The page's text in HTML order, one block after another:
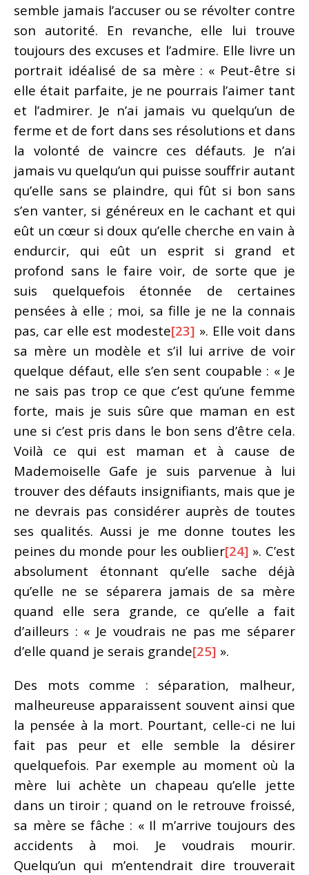
semble jamais l’accuser ou se révolter contre
son autorité. En revanche, elle lui trouve
toujours des excuses et l’admire. Elle livre un
portrait idéalisé de sa mère : « Peut-être si
elle était parfaite, je ne pourrais l’aimer tant
et l’admirer. Je n’ai jamais vu quelqu’un de
ferme et de fort dans ses résolutions et dans
la volonté de vaincre ces défauts. Je n’ai
jamais vu quelqu’un qui puisse souffrir autant
qu’elle sans se plaindre, qui fût si bon sans
s’en vanter, si généreux en le cachant et qui
eût un cœur si doux qu’elle cherche en vain à
endurcir, qui eût un esprit si grand et
profond sans le faire voir, de sorte que je
suis quelquefois étonnée de certaines
pensées à elle ; moi, sa fille je ne la connais
pas, car elle est modeste[23] ». Elle voit dans
sa mère un modèle et s’il lui arrive de voir
quelque défaut, elle s’en sent coupable : « Je
ne sais pas trop ce que c’est qu’une femme
forte, mais je suis sûre que maman en est
une si c’est pris dans le bon sens d’être cela.
Voilà ce qui est maman et à cause de
Mademoiselle Gafe je suis parvenue à lui
trouver des défauts insignifiants, mais que je
ne devrais pas considérer auprès de toutes
ses qualités. Aussi je me donne toutes les
peines du monde pour les oublier[24] ». C’est
absolument étonnant qu’elle sache déjà
qu’elle ne se séparera jamais de sa mère
quand elle sera grande, ce qu’elle a fait
d’ailleurs : « Je voudrais ne pas me séparer
d’elle quand je serais grande[25] ».
Des mots comme : séparation, malheur,
malheureuse apparaissent souvent ainsi que
la pensée à la mort. Pourtant, celle-ci ne lui
fait pas peur et elle semble la désirer
quelquefois. Par exemple au moment où la
mère lui achète un chapeau qu’elle jette
dans un tiroir ; quand on le retrouve froissé,
sa mère se fâche : « Il m’arrive toujours des
accidents à moi. Je voudrais mourir.
Quelqu’un qui m’entendrait dire trouverait